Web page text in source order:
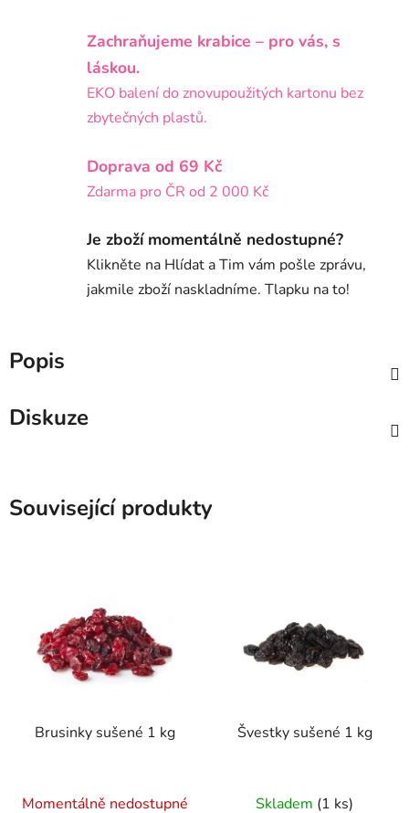
Zachraňujeme krabice – pro vás, s
láskou.
EKO balení do znovupoužitých kartonu bez
zbytečných plastů.
Doprava od 69 Kč
Zdarma pro ČR od 2 000 Kč
Je zboží momentálně nedostupné?
Klikněte na Hlídat a Tim vám pošle zprávu,
jakmile zboží naskladníme. Tlapku na to!
Popis
Diskuze
Související produkty
Brusinky sušené 1 kg
Momentálně nedostupné
Švestky sušené 1 kg
Skladem (1 ks)